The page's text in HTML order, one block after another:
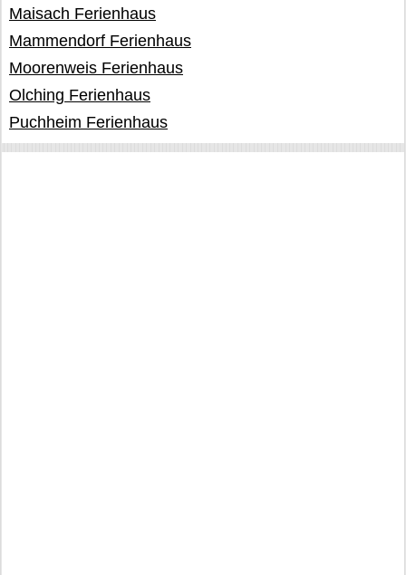
Maisach Ferienhaus
Mammendorf Ferienhaus
Moorenweis Ferienhaus
Olching Ferienhaus
Puchheim Ferienhaus